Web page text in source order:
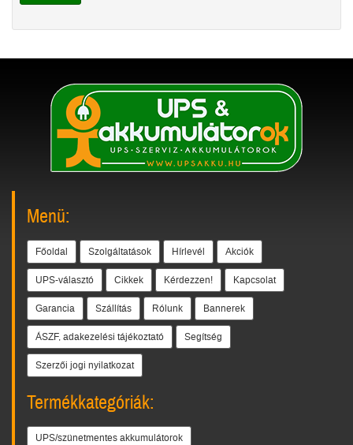
Menü:
Főoldal Szolgáltatások Hírlevél Akciók
UPS-választó Cikkek Kérdezzen! Kapcsolat
Garancia Szállítás Rólunk Bannerek
ÁSZF, adakezelési tájékoztató Segítség
Szerzői jogi nyilatkozat
Termékkategóriák:
UPS/szünetmentes akkumulátorok